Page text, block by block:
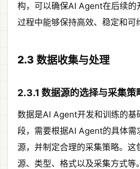
构，可以确保AI Agent在后续的
过程中能够保持高效、稳定和可
2.3 数据收集与处理
2.3.1 数据源的选择与采集策
数据是AI Agent开发和训练的基
段，需要根据AI Agent的具体需
源，并制定合理的采集策略。这
源、类型、格式以及采集方式等